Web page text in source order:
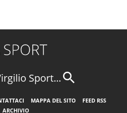
Sport...
MAPPA DEL SITO
FEED RSS
ARCHIVIO